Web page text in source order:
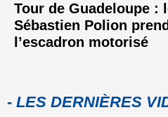
Tour de Guadeloupe :
Sébastien Polion
l’escadron motorisé
- LES DERNIÈRES